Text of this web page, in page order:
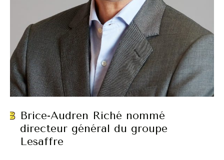
Brice-Audren Riché nommé
directeur général du groupe
Lesaffre